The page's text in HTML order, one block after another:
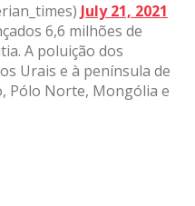
July 21, 2021
6,6 milhões de
A poluição dos
Urais e à península de
Pólo Norte, Mongólia e